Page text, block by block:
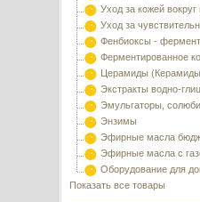
Уход за кожей вокруг
Уход за
Фенбиоксы -
Ферментированное
Церамиды
Экстракты водно-
Эмульгаторы,
Энзимы
Эфирные масла
Эфирные масла с
Оборудование для
Показать все товары